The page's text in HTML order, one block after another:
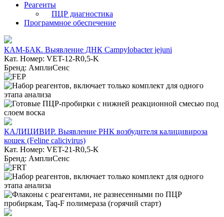
Реагенты
ПЦР диагностика
Программное обеспечение
КАМ-БАК. Выявление ДНК Campylobacter jejuni
Кат. Номер: VET-12-R0,5-K
Бренд: АмплиСенс
КАЛИЦИВИР. Выявление РНК возбудителя калицивироза
кошек (Feline calicivirus)
Кат. Номер: VET-21-R0,5-К
Бренд: АмплиСенс